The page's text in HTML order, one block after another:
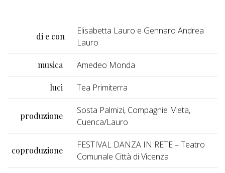
di e con
Elisabetta Lauro e Gennaro Andrea
Lauro
musica Amedeo Monda
luci Tea Primiterra
produzione
Sosta Palmizi, Compagnie Meta,
Cuenca/Lauro
coproduzione
FESTIVAL DANZA IN RETE – Teatro
Comunale Città di Vicenza